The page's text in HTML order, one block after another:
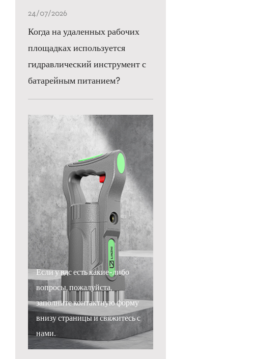
24/07/2026
Когда на удаленных рабочих
площадках используется
гидравлический инструмент с
батарейным питанием?
Если у вас есть какие-либо
вопросы, пожалуйста,
заполните контактную форму
внизу страницы и свяжитесь с
нами.